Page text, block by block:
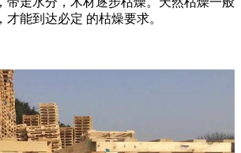
能到达必定 的枯燥要求。